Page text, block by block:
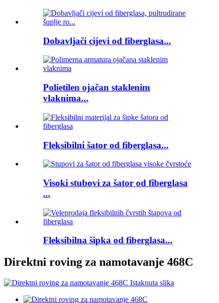
Dobavljači cijevi od fiberglasa...
Polietilen ojačan staklenim
vlaknima...
Fleksibilni šator od fiberglasa...
Visoki stubovi za šator od fiberglasa
...
Fleksibilna šipka od fiberglasa...
Direktni roving za namotavanje 468C